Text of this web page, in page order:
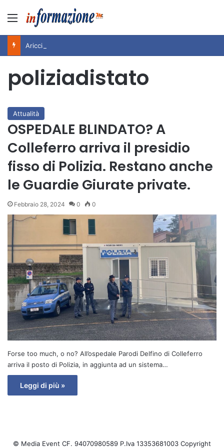
Menu
poliziadistato
Attualità
OSPEDALE BLINDATO? A
Colleferro arriva il presidio
fisso di Polizia. Restano anche
le Guardie Giurate private.
Febbraio 28, 2024 0 0
Forse too much, o no? All’ospedale Parodi Delfino di Colleferro
arriva il posto di Polizia, in aggiunta ad un sistema…
Leggi di più »
© Media Event CF. 94070980589 P.Iva 13353681003 Copyright